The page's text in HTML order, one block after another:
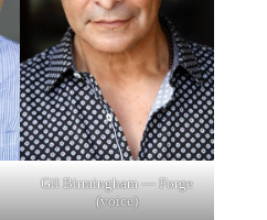
Gil Birmingham — Forge
(voice)